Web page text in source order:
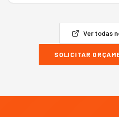
Ver todas
SOLICITAR